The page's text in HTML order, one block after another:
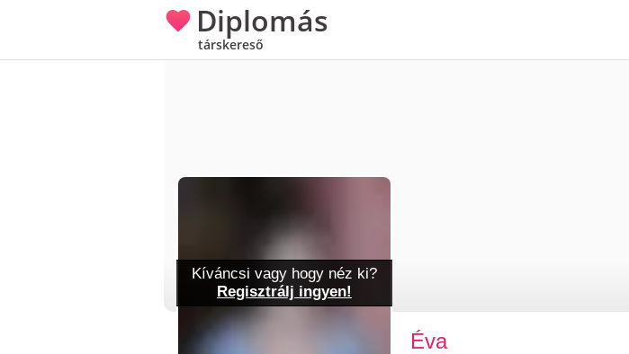
Diplomás
társkereső
Éva
Kíváncsi vagy hogy néz ki?
Regisztrálj ingyen!